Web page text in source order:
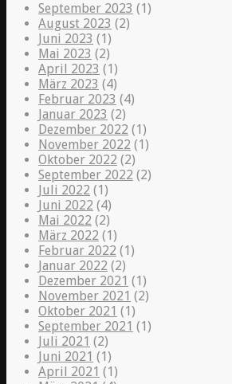
September 2023 (1)
August 2023 (2)
Juni 2023 (1)
Mai 2023 (2)
April 2023 (1)
März 2023 (4)
Februar 2023 (4)
Januar 2023 (2)
Dezember 2022 (1)
November 2022 (1)
Oktober 2022 (2)
September 2022 (2)
Juli 2022 (1)
Juni 2022 (4)
Mai 2022 (2)
März 2022 (1)
Februar 2022 (1)
Januar 2022 (2)
Dezember 2021 (1)
November 2021 (2)
Oktober 2021 (1)
September 2021 (1)
Juli 2021 (2)
Juni 2021 (1)
April 2021 (1)